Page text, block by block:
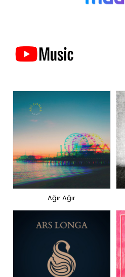
Ağır Ağır